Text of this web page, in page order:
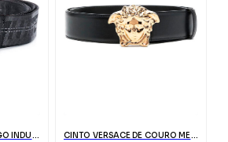
CINTO OFF-WHITE LOGO INDUSTRIAL PRETO CINTO VERSACE DE COURO MEDUSA PALAZZO